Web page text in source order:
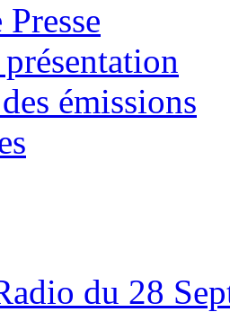
émissions
du 28